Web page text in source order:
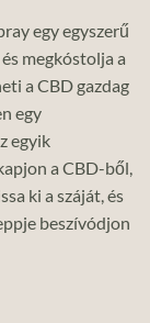
egy egyszerű
megkóstolja a
a CBD gazdag
egy
egyik
a CBD-ből,
ki a száját, és
beszívódjon